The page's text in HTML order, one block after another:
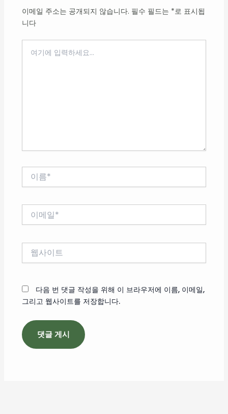
이메일 주소는 공개되지 않습니다. 필수 필드는 *로 표시됩
니다
다음 번 댓글 작성을 위해 이 브라우저에 이름, 이메일,
그리고 웹사이트를 저장합니다.